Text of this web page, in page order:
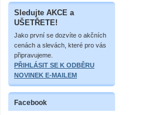
Sledujte AKCE a
UŠETŘETE!
Jako první se dozvíte o akčních
cenách a slevách, které pro vás
připravujeme.
PŘIHLÁSIT SE K ODBĚRU
NOVINEK E-MAILEM
Facebook